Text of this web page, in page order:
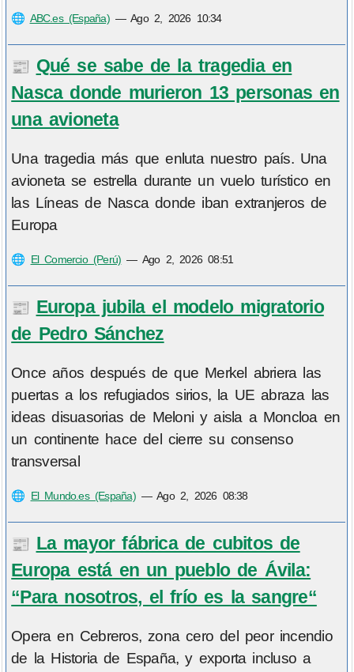
🌐 ABC.es (España)—Ago 2, 2026 10:34
📰 Qué se sabe de la tragedia en
Nasca donde murieron 13 personas en
una avioneta
Una tragedia más que enluta nuestro país. Una
avioneta se estrella durante un vuelo turístico en
las Líneas de Nasca donde iban extranjeros de
Europa
🌐 El Comercio (Perú) — Ago 2, 2026 08:51
📰 Europa jubila el modelo migratorio
de Pedro Sánchez
Once años después de que Merkel abriera las
puertas a los refugiados sirios, la UE abraza las
ideas disuasorias de Meloni y aisla a Moncloa en
un continente hace del cierre su consenso
transversal
🌐 El Mundo.es (España)—Ago 2, 2026 08:38
📰 La mayor fábrica de cubitos de
Europa está en un pueblo de Ávila:
“Para nosotros, el frío es la sangre“
Opera en Cebreros, zona cero del peor incendio
de la Historia de España, y exporta incluso a